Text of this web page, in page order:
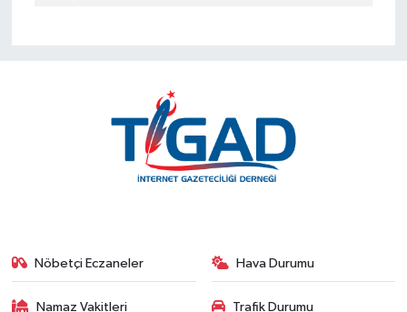
Nöbetçi Eczaneler Hava Durumu
Namaz Vakitleri Trafik Durumu